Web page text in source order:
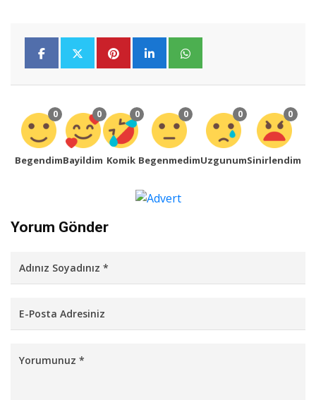
0
Begendim
0
Bayildim
0
Komik
0
Begenmedim
0
Uzgunum
0
Sinirlendim
Yorum Gönder